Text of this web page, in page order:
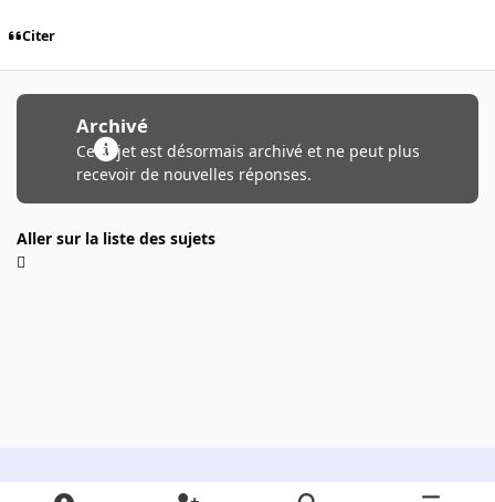
Citer
Archivé
Ce sujet est désormais archivé et ne peut plus
recevoir de nouvelles réponses.
Aller sur la liste des sujets